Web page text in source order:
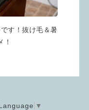
す！抜け毛＆暑
！
▼